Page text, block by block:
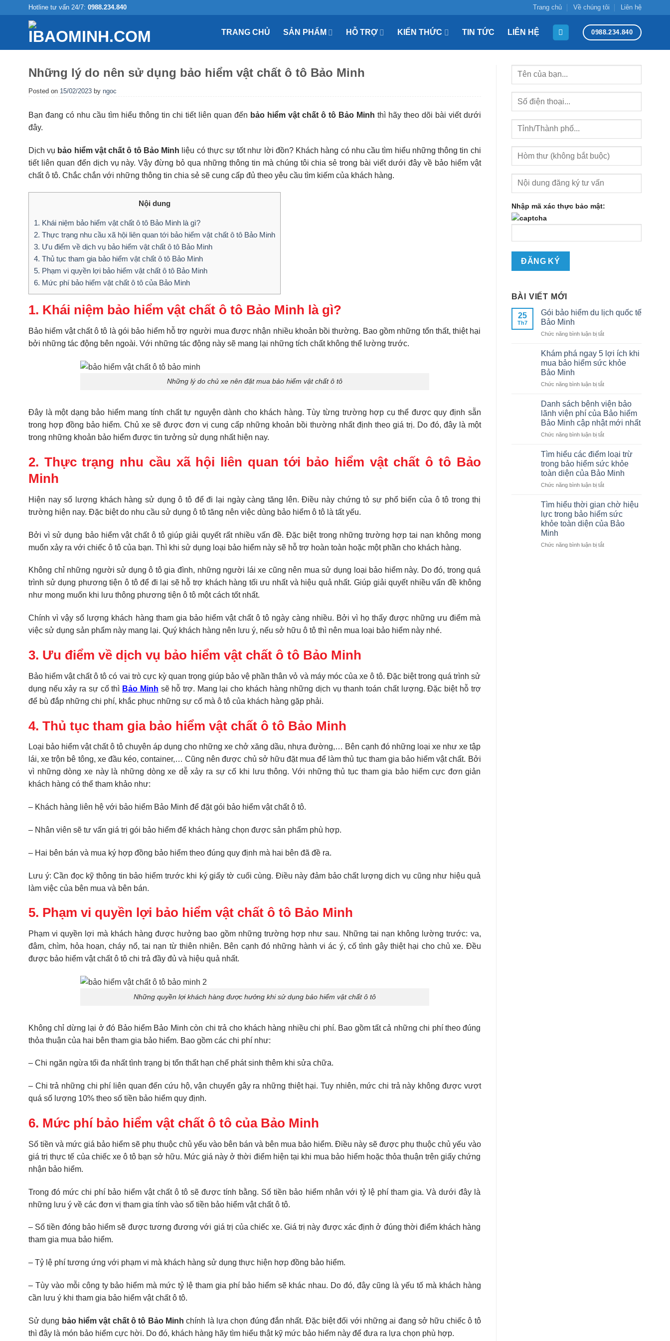
Hotline tư vấn 24/7: 0988.234.840 Trang chủ Về chúng tôi Liên hệ
TRANG CHỦ SẢN PHẨM HỖ TRỢ KIẾN THỨC TIN TỨC LIÊN HỆ 0988.234.840
Những lý do nên sử dụng bảo hiểm vật chất ô tô Bảo Minh
Posted on 15/02/2023 by ngoc
Bạn đang có nhu cầu tìm hiểu thông tin chi tiết liên quan đến bảo hiểm vật chất ô tô Bảo Minh thì hãy theo dõi bài viết dưới
đây.
Dịch vụ bảo hiểm vật chất ô tô Bảo Minh liệu có thực sự tốt như lời đồn? Khách hàng có nhu cầu tìm hiểu những thông tin chi
tiết liên quan đến dịch vụ này. Vậy đừng bỏ qua những thông tin mà chúng tôi chia sẻ trong bài viết dưới đây về bảo hiểm vật
chất ô tô. Chắc chắn với những thông tin chia sẻ sẽ cung cấp đủ theo yêu cầu tìm kiếm của khách hàng.
Nội dung
1. Khái niệm bảo hiểm vật chất ô tô Bảo Minh là gì?
2. Thực trạng nhu cầu xã hội liên quan tới bảo hiểm vật chất ô tô Bảo Minh
3. Ưu điểm về dịch vụ bảo hiểm vật chất ô tô Bảo Minh
4. Thủ tục tham gia bảo hiểm vật chất ô tô Bảo Minh
5. Phạm vi quyền lợi bảo hiểm vật chất ô tô Bảo Minh
6. Mức phí bảo hiểm vật chất ô tô của Bảo Minh
1. Khái niệm bảo hiểm vật chất ô tô Bảo Minh là gì?
Bảo hiểm vật chất ô tô là gói bảo hiểm hỗ trợ người mua được nhận nhiều khoản bồi thường. Bao gồm những tổn thất, thiệt hại
bởi những tác động bên ngoài. Với những tác động này sẽ mang lại những tích chất không thể lường trước.
Những lý do chủ xe nên đặt mua bảo hiểm vật chất ô tô
Đây là một dạng bảo hiểm mang tính chất tự nguyện dành cho khách hàng. Tùy từng trường hợp cụ thể được quy định sẵn
trong hợp đồng bảo hiểm. Chủ xe sẽ được đơn vị cung cấp những khoản bồi thường nhất định theo giá trị. Do đó, đây là một
trong những khoản bảo hiểm được tin tưởng sử dụng nhất hiện nay.
2. Thực trạng nhu cầu xã hội liên quan tới bảo hiểm vật chất ô tô Bảo
Minh
Hiện nay số lượng khách hàng sử dụng ô tô để đi lại ngày càng tăng lên. Điều này chứng tỏ sự phổ biến của ô tô trong thị
trường hiện nay. Đặc biệt do nhu cầu sử dụng ô tô tăng nên việc dùng bảo hiểm ô tô là tất yếu.
Bởi vì sử dụng bảo hiểm vật chất ô tô giúp giải quyết rất nhiều vấn đề. Đặc biệt trong những trường hợp tai nạn không mong
muốn xảy ra với chiếc ô tô của bạn. Thì khi sử dụng loại bảo hiểm này sẽ hỗ trợ hoàn toàn hoặc một phần cho khách hàng.
Không chỉ những người sử dụng ô tô gia đình, những người lái xe cũng nên mua sử dụng loại bảo hiểm này. Do đó, trong quá
trình sử dụng phương tiện ô tô để đi lại sẽ hỗ trợ khách hàng tối ưu nhất và hiệu quả nhất. Giúp giải quyết nhiều vấn đề không
như mong muốn khi lưu thông phương tiện ô tô một cách tốt nhất.
Chính vì vậy số lượng khách hàng tham gia bảo hiểm vật chất ô tô ngày càng nhiều. Bởi vì họ thấy được những ưu điểm mà
việc sử dụng sản phẩm này mang lại. Quý khách hàng nên lưu ý, nếu sở hữu ô tô thì nên mua loại bảo hiểm này nhé.
3. Ưu điểm về dịch vụ bảo hiểm vật chất ô tô Bảo Minh
Bảo hiểm vật chất ô tô có vai trò cực kỳ quan trọng giúp bảo vệ phần thân vỏ và máy móc của xe ô tô. Đặc biệt trong quá trình sử
dụng nếu xảy ra sự cố thì Bảo Minh sẽ hỗ trợ. Mang lại cho khách hàng những dịch vụ thanh toán chất lượng. Đặc biệt hỗ trợ
để bù đắp những chi phí, khắc phục những sự cố mà ô tô của khách hàng gặp phải.
4. Thủ tục tham gia bảo hiểm vật chất ô tô Bảo Minh
Loại bảo hiểm vật chất ô tô chuyên áp dụng cho những xe chở xăng dầu, nhựa đường,… Bên cạnh đó những loại xe như xe tập
lái, xe trộn bê tông, xe đầu kéo, container,… Cũng nên được chủ sở hữu đặt mua để làm thủ tục tham gia bảo hiểm vật chất. Bởi
vì những dòng xe này là những dòng xe dễ xảy ra sự cố khi lưu thông. Với những thủ tục tham gia bảo hiểm cực đơn giản
khách hàng có thể tham khảo như:
– Khách hàng liên hệ với bảo hiểm Bảo Minh để đặt gói bảo hiểm vật chất ô tô.
– Nhân viên sẽ tư vấn giá trị gói bảo hiểm để khách hàng chọn được sản phẩm phù hợp.
– Hai bên bán và mua ký hợp đồng bảo hiểm theo đúng quy định mà hai bên đã đề ra.
Lưu ý: Cần đọc kỹ thông tin bảo hiểm trước khi ký giấy tờ cuối cùng. Điều này đảm bảo chất lượng dịch vụ cũng như hiệu quả
làm việc của bên mua và bên bán.
5. Phạm vi quyền lợi bảo hiểm vật chất ô tô Bảo Minh
Phạm vi quyền lợi mà khách hàng được hưởng bao gồm những trường hợp như sau. Những tai nạn không lường trước: va,
đâm, chìm, hỏa hoạn, cháy nổ, tai nạn từ thiên nhiên. Bên cạnh đó những hành vi ác ý, cố tình gây thiệt hại cho chủ xe. Đều
được bảo hiểm vật chất ô tô chi trả đầy đủ và hiệu quả nhất.
Những quyền lợi khách hàng được hưởng khi sử dụng bảo hiểm vật chất ô tô
Không chỉ dừng lại ở đó Bảo hiểm Bảo Minh còn chi trả cho khách hàng nhiều chi phí. Bao gồm tất cả những chi phí theo đúng
thỏa thuận của hai bên tham gia bảo hiểm. Bao gồm các chi phí như:
– Chi ngăn ngừa tối đa nhất tình trạng bị tổn thất hạn chế phát sinh thêm khi sửa chữa.
– Chi trả những chi phí liên quan đến cứu hộ, vận chuyển gây ra những thiệt hại. Tuy nhiên, mức chi trả này không được vượt
quá số lượng 10% theo số tiền bảo hiểm quy định.
6. Mức phí bảo hiểm vật chất ô tô của Bảo Minh
Số tiền và mức giá bảo hiểm sẽ phụ thuộc chủ yếu vào bên bán và bên mua bảo hiểm. Điều này sẽ được phụ thuộc chủ yếu vào
giá trị thực tế của chiếc xe ô tô bạn sở hữu. Mức giá này ở thời điểm hiện tại khi mua bảo hiểm hoặc thỏa thuận trên giấy chứng
nhận bảo hiểm.
Trong đó mức chi phí bảo hiểm vật chất ô tô sẽ được tính bằng. Số tiền bảo hiểm nhân với tỷ lệ phí tham gia. Và dưới đây là
những lưu ý về các đơn vị tham gia tính vào số tiền bảo hiểm vật chất ô tô.
– Số tiền đóng bảo hiểm sẽ được tương đương với giá trị của chiếc xe. Giá trị này được xác định ở đúng thời điểm khách hàng
tham gia mua bảo hiểm.
– Tỷ lệ phí tương ứng với phạm vi mà khách hàng sử dụng thực hiện hợp đồng bảo hiểm.
– Tùy vào mỗi công ty bảo hiểm mà mức tỷ lệ tham gia phí bảo hiểm sẽ khác nhau. Do đó, đây cũng là yếu tố mà khách hàng
cần lưu ý khi tham gia bảo hiểm vật chất ô tô.
Sử dụng bảo hiểm vật chất ô tô Bảo Minh chính là lựa chọn đúng đắn nhất. Đặc biệt đối với những ai đang sở hữu chiếc ô tô
thì đây là món bảo hiểm cực hời. Do đó, khách hàng hãy tìm hiểu thật kỹ mức bảo hiểm này để đưa ra lựa chọn phù hợp.
Nhập mã xác thực bảo mật:
BÀI VIẾT MỚI
25
Th7
Gói bảo hiểm du lịch quốc tế
Bảo Minh
Chức năng bình luận bị tắtở
bảo
hiểm
du
quốc
Bảo
Minh
Khám phá ngay 5 lợi ích khi
mua bảo hiểm sức khỏe
Bảo Minh
Chức năng bình luận bị tắtở
phá
ngay
5
lợi
ích
mua
bảo
hiểm
sức
khỏe
Minh
Danh sách bệnh viện bảo
lãnh viện phí của Bảo hiểm
Bảo Minh cập nhật mới nhất
Chức năng bình luận bị tắtở
sách
bệnh
viện
bảo
lãnh
phí
Bảo
hiểm
Minh
Tìm hiểu các điểm loại trừ
trong bảo hiểm sức khỏe
toàn diện của Bảo Minh
Chức năng bình luận bị tắtở
hiểu
điểm
loại
trong
Tìm hiểu thời gian chờ hiệu
lực trong bảo hiểm sức
khỏe toàn diện của Bảo
Minh
Chức năng bình luận bị tắtở